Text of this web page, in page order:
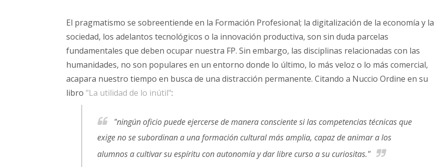
El pragmatismo se sobreentiende en la Formación Profesional; la digitalización de la economía y la
sociedad, los adelantos tecnológicos o la innovación productiva, son sin duda parcelas
fundamentales que deben ocupar nuestra FP. Sin embargo, las disciplinas relacionadas con las
humanidades, no son populares en un entorno donde lo último, lo más veloz o lo más comercial,
acapara nuestro tiempo en busca de una distracción permanente. Citando a Nuccio Ordine en su
libro "La utilidad de lo inútil":
"ningún oficio puede ejercerse de manera consciente si las competencias técnicas que
exige no se subordinan a una formación cultural más amplia, capaz de animar a los
alumnos a cultivar su espíritu con autonomía y dar libre curso a su curiositas."